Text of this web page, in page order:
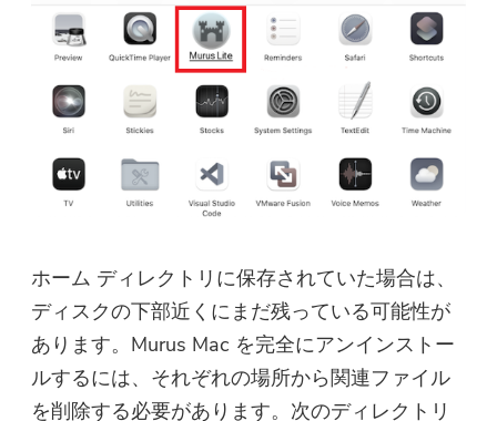
ホーム ディレクトリに保存されていた場合は、
ディスクの下部近くにまだ残っている可能性が
あります。Murus Mac を完全にアンインストー
ルするには、それぞれの場所から関連ファイル
を削除する必要があります。次のディレクトリ